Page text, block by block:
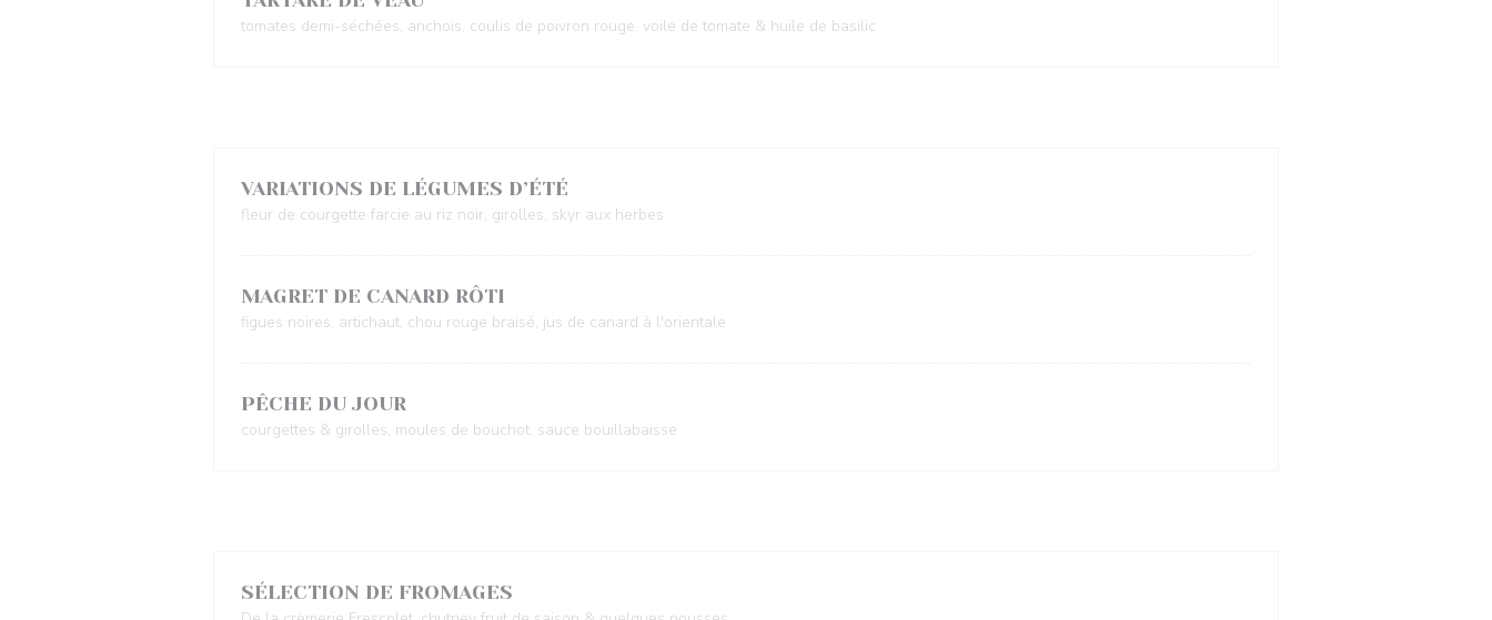
tomates demi-séchées, anchois, coulis de poivron rouge, voile de tomate & huile de basilic
VARIATIONS DE LÉGUMES D’ÉTÉ
fleur de courgette farcie au riz noir, girolles, skyr aux herbes
MAGRET DE CANARD RÔTI
figues noires, artichaut, chou rouge braisé, jus de canard à l'orientale
PÊCHE DU JOUR
courgettes & girolles, moules de bouchot, sauce bouillabaisse
SÉLECTION DE FROMAGES